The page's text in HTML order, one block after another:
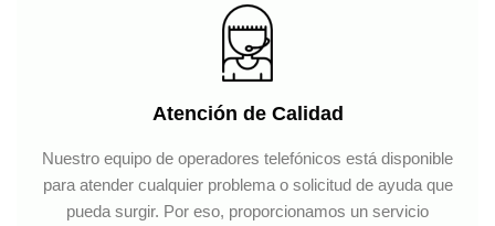
Atención de Calidad
Nuestro equipo de operadores telefónicos está disponible
para atender cualquier problema o solicitud de ayuda que
pueda surgir. Por eso, proporcionamos un servicio